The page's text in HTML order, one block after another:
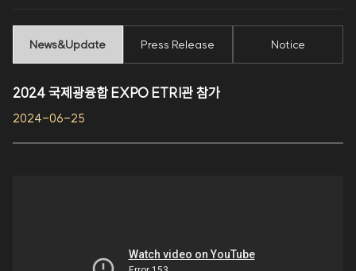
News&Update Press Release Notice
2024 국제광융합 EXPO ETRI관 참가
2024-06-25